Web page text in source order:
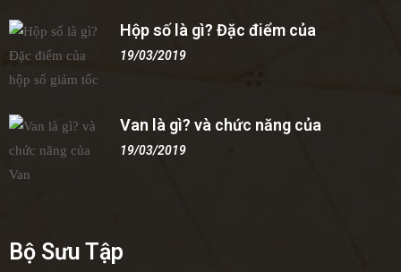
Hộp số là gì? Đặc điểm của
19/03/2019
Van là gì? và chức năng của
19/03/2019
Bộ Sưu Tập